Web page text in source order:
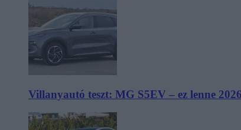
Villanyautó teszt: MG S5EV – ez lenne